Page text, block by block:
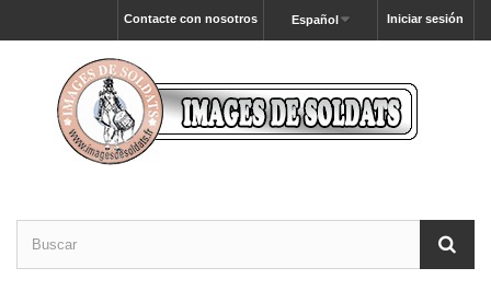
Iniciar sesión
Español
Contacte con nosotros